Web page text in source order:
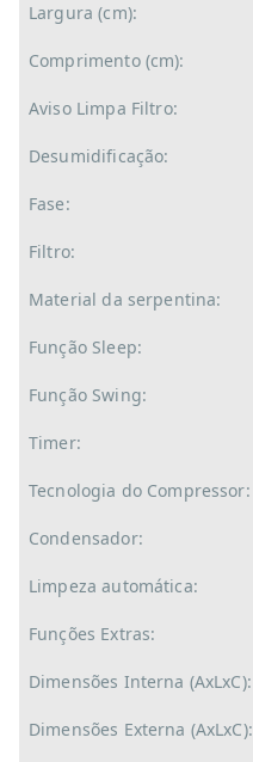
Largura (cm):
Comprimento (cm):
Aviso Limpa Filtro:
Desumidificação:
Fase:
Filtro:
Material da serpentina:
Função Sleep:
Função Swing:
Timer:
Tecnologia do Compressor:
Condensador:
Limpeza automática:
Funções Extras:
Dimensões Interna (AxLxC):
Dimensões Externa (AxLxC):